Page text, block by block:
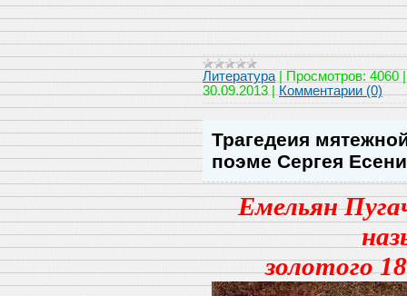
Литература Просмотров: 4060
30.09.2013
Комментарии (0)
Трагедеия
поэме Сергея
Емельян
золотого